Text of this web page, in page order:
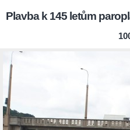
Plavba k 145 letům